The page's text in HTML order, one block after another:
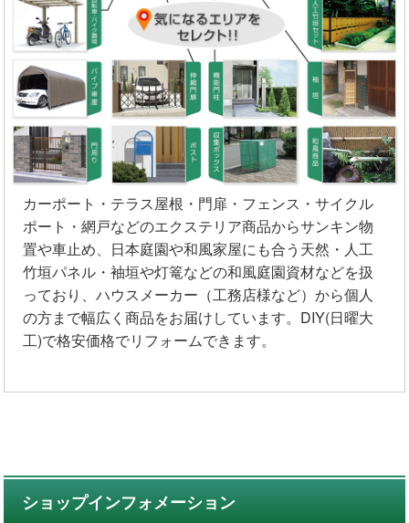
カーポート・テラス屋根・門扉・フェンス・サイクル
ポート・網戸などのエクステリア商品からサンキン物
置や車止め、日本庭園や和風家屋にも合う天然・人工
竹垣パネル・袖垣や灯篭などの和風庭園資材などを扱
っており、ハウスメーカー（工務店様など）から個人
の方まで幅広く商品をお届けしています。DIY(日曜大
工)で格安価格でリフォームできます。
ショップインフォメーション